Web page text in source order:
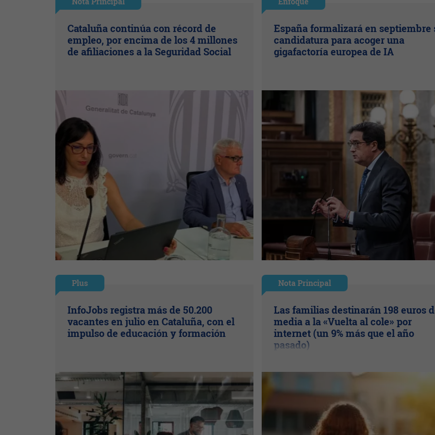
Cataluña continúa con récord de
empleo, por encima de los 4 millones
de afiliaciones a la Seguridad Social
España formalizará en septiembre
candidatura para acoger una
gigafactoría europea de IA
Plus
InfoJobs registra más de 50.200
vacantes en julio en Cataluña, con el
impulso de educación y formación
Nota Principal
Las familias destinarán 198 euros
media a la «Vuelta al cole» por
internet (un 9% más que el año
pasado)